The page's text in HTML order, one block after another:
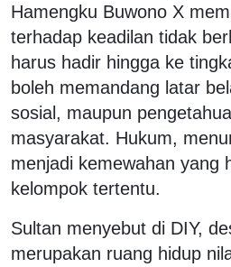
Hamengku Buwono X
terhadap keadilan tidak
harus hadir hingga ke
boleh memandang latar
sosial, maupun
masyarakat. Hukum,
menjadi kemewahan yang
kelompok tertentu.
Sultan menyebut di DIY,
merupakan ruang hidup